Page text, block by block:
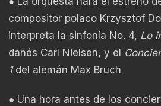
compositor polaco Krzysztof
interpreta la sinfonía No. 4, Lo
danés Carl Nielsen, y el
1del alemán Max Bruch
● Una hora antes de los